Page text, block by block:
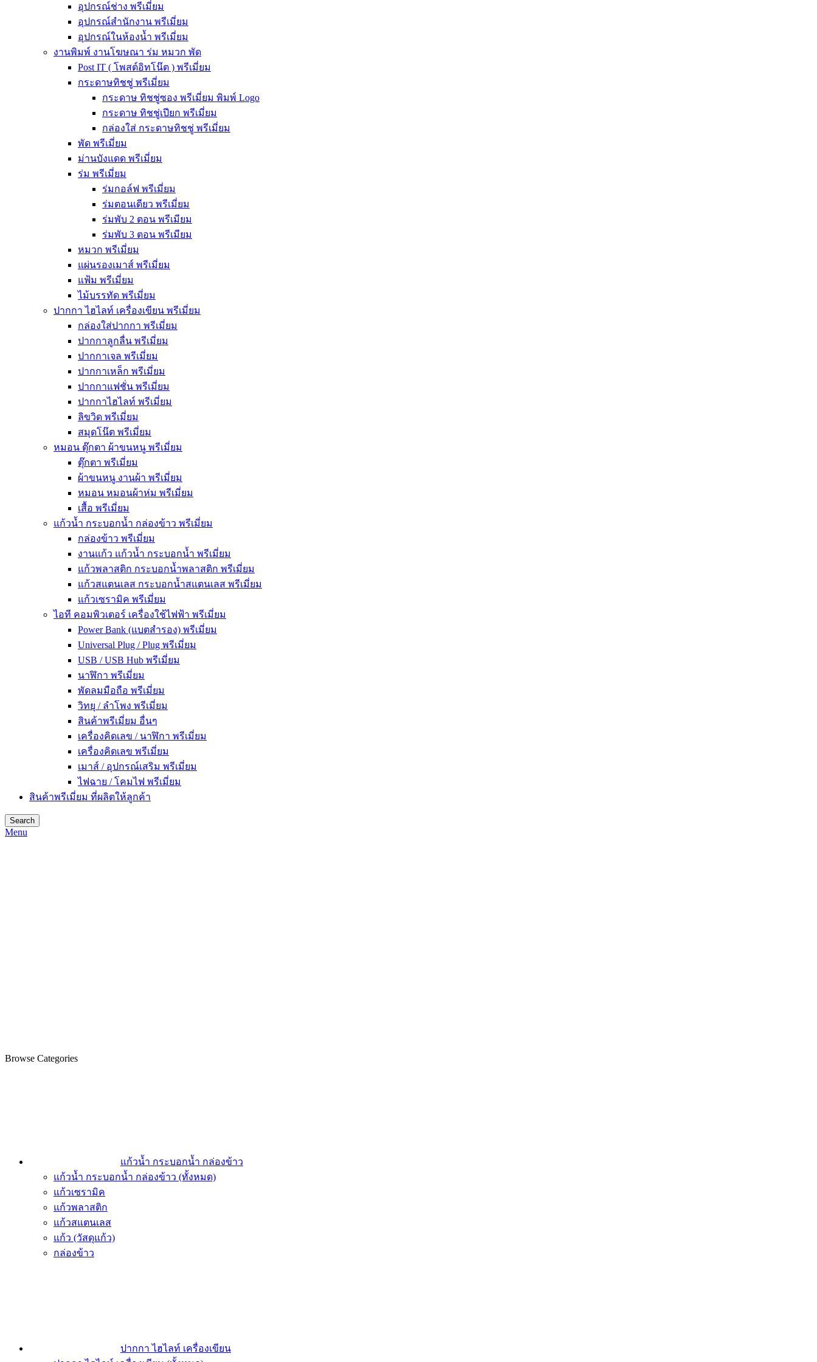
อุปกรณ์ช่าง พรีเมี่ยม
อุปกรณ์สำนักงาน พรีเมี่ยม
อุปกรณ์ในห้องน้ำ พรีเมี่ยม
งานพิมพ์ งานโฆษณา ร่ม หมวก พัด
Post IT ( โพสต์อิทโน๊ต ) พรีเมี่ยม
กระดาษทิชชู่ พรีเมี่ยม
กระดาษ ทิชชู่ซอง พรีเมี่ยม พิมพ์ Logo
กระดาษ ทิชชู่เปียก พรีเมี่ยม
กล่องใส่ กระดาษทิชชู่ พรีเมี่ยม
พัด พรีเมี่ยม
ม่านบังแดด พรีเมี่ยม
ร่ม พรีเมี่ยม
ร่มกอล์ฟ พรีเมี่ยม
ร่มตอนเดียว พรีเมี่ยม
ร่มพับ 2 ตอน พรีเมียม
ร่มพับ 3 ตอน พรีเมียม
หมวก พรีเมี่ยม
แผ่นรองเมาส์ พรีเมี่ยม
แฟ้ม พรีเมี่ยม
ไม้บรรทัด พรีเมี่ยม
ปากกา ไฮไลท์ เครื่องเขียน พรีเมี่ยม
กล่องใส่ปากกา พรีเมี่ยม
ปากกาลูกลื่น พรีเมี่ยม
ปากกาเจล พรีเมี่ยม
ปากกาเหล็ก พรีเมี่ยม
ปากกาแฟชั่น พรีเมี่ยม
ปากกาไฮไลท์ พรีเมี่ยม
ลิขวิด พรีเมี่ยม
สมุดโน๊ต พรีเมี่ยม
หมอน ตุ๊กตา ผ้าขนหนู พรีเมี่ยม
ตุ๊กตา พรีเมี่ยม
ผ้าขนหนู งานผ้า พรีเมี่ยม
หมอน หมอนผ้าห่ม พรีเมี่ยม
เสื้อ พรีเมี่ยม
แก้วน้ำ กระบอกน้ำ กล่องข้าว พรีเมี่ยม
กล่องข้าว พรีเมี่ยม
งานแก้ว แก้วน้ำ กระบอกน้ำ พรีเมี่ยม
แก้วพลาสติก กระบอกน้ำพลาสติก พรีเมี่ยม
แก้วสแตนเลส กระบอกน้ำสแตนเลส พรีเมี่ยม
แก้วเซรามิค พรีเมี่ยม
ไอที คอมพิวเตอร์ เครื่องใช้ไฟฟ้า พรีเมี่ยม
Power Bank (แบตสำรอง) พรีเมี่ยม
Universal Plug / Plug พรีเมี่ยม
USB / USB Hub พรีเมี่ยม
นาฬิกา พรีเมี่ยม
พัดลมมือถือ พรีเมี่ยม
วิทยุ / ลำโพง พรีเมี่ยม
สินค้าพรีเมี่ยม อื่นๆ
เครื่องคิดเลข / นาฬิกา พรีเมี่ยม
เครื่องคิดเลข พรีเมี่ยม
เมาส์ / อุปกรณ์เสริม พรีเมี่ยม
ไฟฉาย / โคมไฟ พรีเมี่ยม
สินค้าพรีเมี่ยม ที่ผลิตให้ลูกค้า
Search
Menu
Browse Categories
แก้วน้ำ กระบอกน้ำ กล่องข้าว
แก้วน้ำ กระบอกน้ำ กล่องข้าว (ทั้งหมด)
แก้วเซรามิค
แก้วพลาสติก
แก้วสแตนเลส
แก้ว (วัสดุแก้ว)
กล่องข้าว
ปากกา ไฮไลท์ เครื่องเขียน